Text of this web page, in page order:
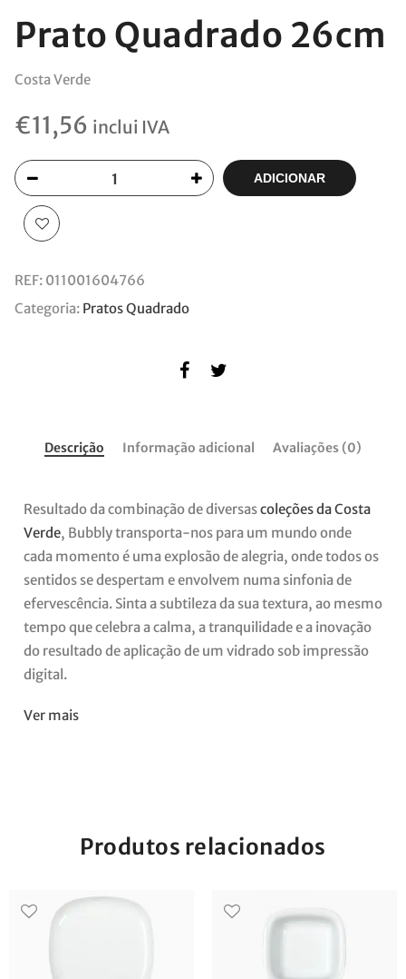
Prato Quadrado 26cm
Costa Verde
€11,56 inclui IVA
ADICIONAR
REF: 011001604766
Categoria: Pratos Quadrado
Descrição Informação adicional Avaliações (0)
Resultado da combinação de diversascoleções da Costa
Verde, Bubbly transporta-nos para um mundo onde
cada momento é uma explosão de alegria, onde todos os
sentidos se despertam e envolvem numa sinfonia de
efervescência. Sinta a subtileza da sua textura, ao mesmo
tempo que celebra a calma, a tranquilidade e a inovação
do resultado de aplicação de um vidrado sob impressão
digital.
Ver mais
Produtos relacionados